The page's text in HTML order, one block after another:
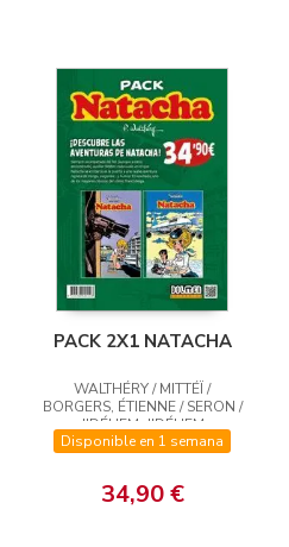
PACK 2X1 NATACHA
WALTHÉRY / MITTÉÏ /
BORGERS, ÉTIENNE / SERON /
JIDÉHEM, JIDÉHEM
Disponible en 1 semana
34,90 €